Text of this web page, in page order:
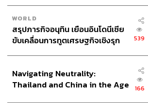
WORLD
สรุปภารกิจอนุทิน เยือนอินโดนีเซีย
ขับเคลื่อนการทูตเศรษฐกิจเชิงรุก
539
Navigating Neutrality:
Thailand and China in the Age
166